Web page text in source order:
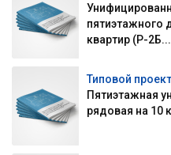
пятиэтажного
квартир (Р-2Б...
Типовой
Пятиэтажная
рядовая на 10